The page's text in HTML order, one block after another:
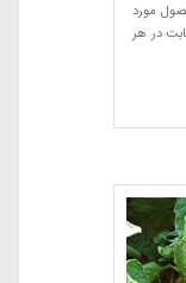
مورد
در هر